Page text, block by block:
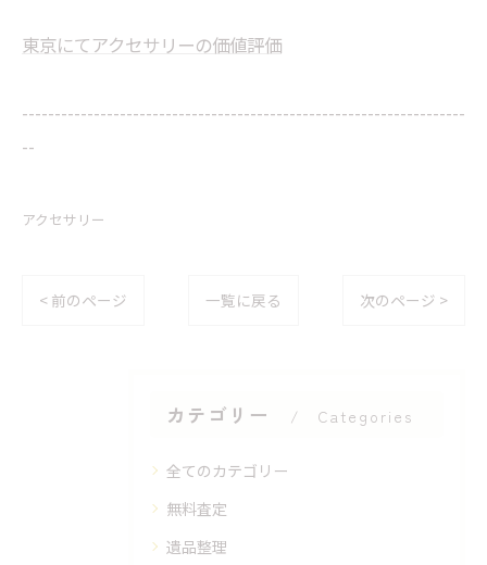
東京にてアクセサリーの価値評価
--------------------------------------------------------------------
--
アクセサリー
< 前のページ 一覧に戻る 次のページ >
カテゴリー Categories
全てのカテゴリー
無料査定
遺品整理